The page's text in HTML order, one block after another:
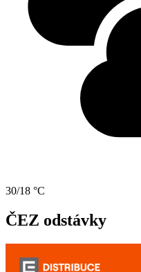
30/18 °C
ČEZ odstávky